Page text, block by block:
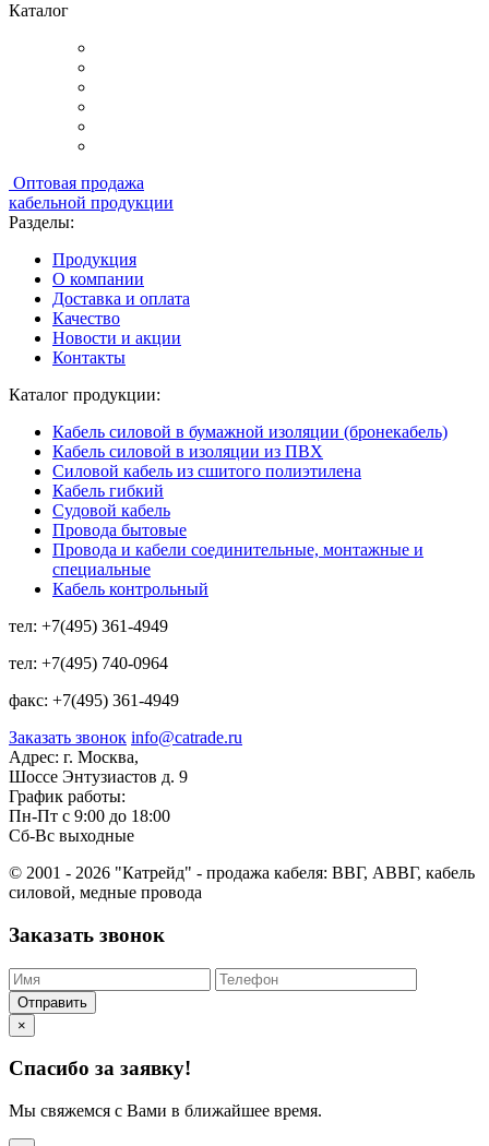
Каталог
Оптовая продажа
кабельной продукции
Разделы:
Продукция
О компании
Доставка и оплата
Качество
Новости и акции
Контакты
Каталог продукции:
Кабель силовой в бумажной изоляции (бронекабель)
Кабель силовой в изоляции из ПВХ
Силовой кабель из сшитого полиэтилена
Кабель гибкий
Судовой кабель
Провода бытовые
Провода и кабели соединительные, монтажные и
специальные
Кабель контрольный
тел: +7(495) 361-4949
тел: +7(495) 740-0964
факс: +7(495) 361-4949
Заказать звонок info@catrade.ru
Адрес: г. Москва,
Шоссе Энтузиастов д. 9
График работы:
Пн-Пт с 9:00 до 18:00
Сб-Вс выходные
© 2001 - 2026 "Катрейд" - продажа кабеля: ВВГ, АВВГ, кабель
силовой, медные провода
Заказать звонок
Отправить
×
Спасибо за заявку!
Мы свяжемся с Вами в ближайшее время.